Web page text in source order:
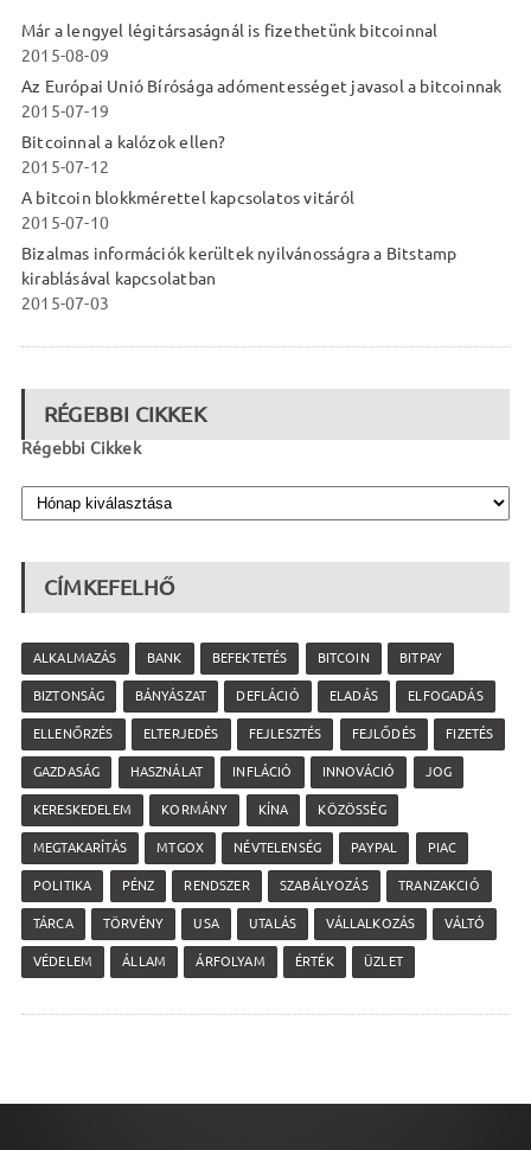
Már a lengyel légitársaságnál is fizethetünk bitcoinnal
2015-08-09
Az Európai Unió Bírósága adómentességet javasol a bitcoinnak
2015-07-19
Bitcoinnal a kalózok ellen?
2015-07-12
A bitcoin blokkmérettel kapcsolatos vitáról
2015-07-10
Bizalmas információk kerültek nyilvánosságra a Bitstamp
kirablásával kapcsolatban
2015-07-03
RÉGEBBI CIKKEK
Régebbi Cikkek
CÍMKEFELHŐ
ALKALMAZÁS BANK BEFEKTETÉS BITCOIN BITPAY
BIZTONSÁG BÁNYÁSZAT DEFLÁCIÓ ELADÁS ELFOGADÁS
ELLENŐRZÉS ELTERJEDÉS FEJLESZTÉS FEJLŐDÉS FIZETÉS
GAZDASÁG HASZNÁLAT INFLÁCIÓ INNOVÁCIÓ JOG
KERESKEDELEM KORMÁNY KÍNA KÖZÖSSÉG
MEGTAKARÍTÁS MTGOX NÉVTELENSÉG PAYPAL PIAC
POLITIKA PÉNZ RENDSZER SZABÁLYOZÁS TRANZAKCIÓ
TÁRCA TÖRVÉNY USA UTALÁS VÁLLALKOZÁS VÁLTÓ
VÉDELEM ÁLLAM ÁRFOLYAM ÉRTÉK ÜZLET